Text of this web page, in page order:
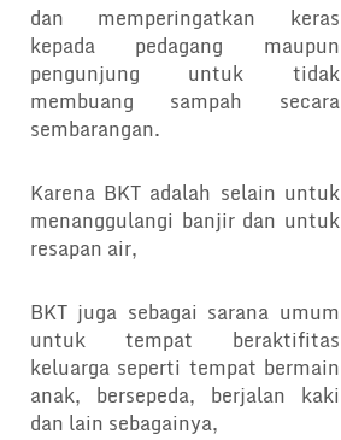
dan memperingatkan keras
kepada pedagang maupun
pengunjung untuk tidak
membuang sampah secara
sembarangan.
Karena BKT adalah selain untuk
menanggulangi banjir dan untuk
resapan air,
BKT juga sebagai sarana umum
untuk tempat beraktifitas
keluarga seperti tempat bermain
anak, bersepeda, berjalan kaki
dan lain sebagainya,